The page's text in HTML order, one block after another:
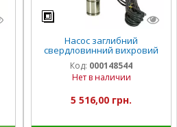
Насос заглибний
свердловинний вихровий
Vitals Aqua 3DV 100-5640r
Код: 000148544
Нет в наличии
5 516,00 грн.